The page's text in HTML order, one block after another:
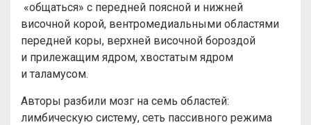
«общаться» с передней поясной и нижней
височной корой, вентромедиальными областями
передней коры, верхней височной бороздой
и прилежащим ядром, хвостатым ядром
и таламусом.
Авторы разбили мозг на семь областей:
лимбическую систему, сеть пассивного режима